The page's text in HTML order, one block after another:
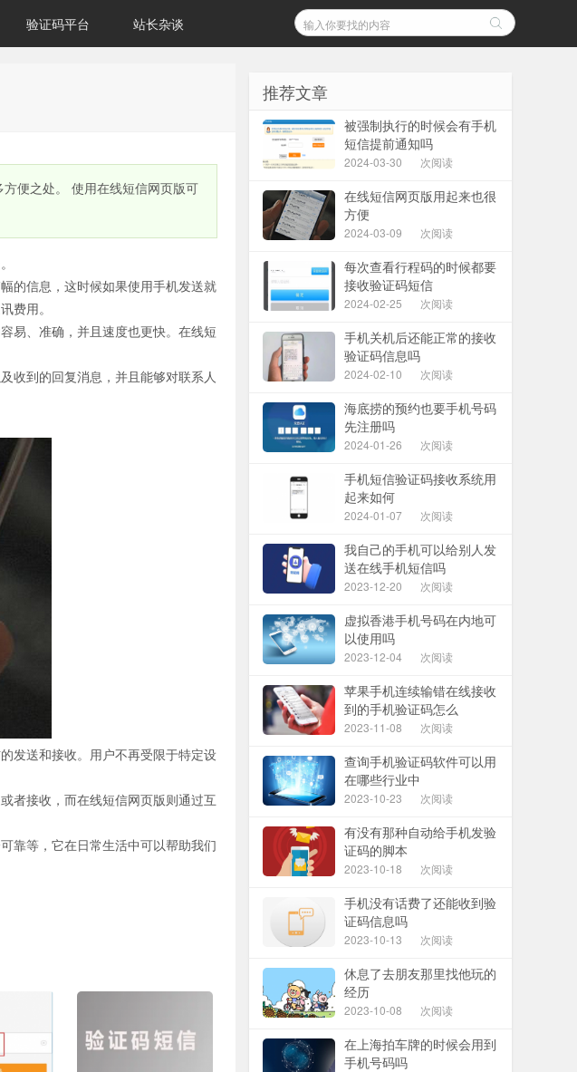
验证码平台 站长杂谈
便之处。 使用在线短信网页版可
的信息，这时候如果使用手机发送就
费用。
易、准确，并且速度也更快。在线短
收到的回复消息，并且能够对联系人
发送和接收。用户不再受限于特定设
者接收，而在线短信网页版则通过互
靠等，它在日常生活中可以帮助我们
推荐文章
被强制执行的时候会有手机
短信提前通知吗
2024-03-30 次阅读
在线短信网页版用起来也很
方便
2024-03-09 次阅读
每次查看行程码的时候都要
接收验证码短信
2024-02-25 次阅读
手机关机后还能正常的接收
验证码信息吗
2024-02-10 次阅读
海底捞的预约也要手机号码
先注册吗
2024-01-26 次阅读
手机短信验证码接收系统用
起来如何
2024-01-07 次阅读
我自己的手机可以给别人发
送在线手机短信吗
2023-12-20 次阅读
虚拟香港手机号码在内地可
以使用吗
2023-12-04 次阅读
苹果手机连续输错在线接收
到的手机验证码怎么
2023-11-08 次阅读
查询手机验证码软件可以用
在哪些行业中
2023-10-23 次阅读
有没有那种自动给手机发验
证码的脚本
2023-10-18 次阅读
手机没有话费了还能收到验
证码信息吗
2023-10-13 次阅读
休息了去朋友那里找他玩的
经历
2023-10-08 次阅读
在上海拍车牌的时候会用到
手机号码吗